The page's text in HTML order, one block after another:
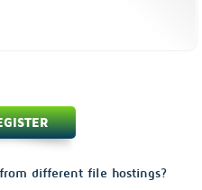
different file hostings?